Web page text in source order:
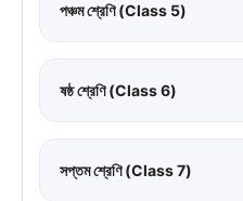
পঞ্চম শ্রেণি (Class 5)
ষষ্ঠ শ্রেণি (Class 6)
সপ্তম শ্রেণি (Class 7)